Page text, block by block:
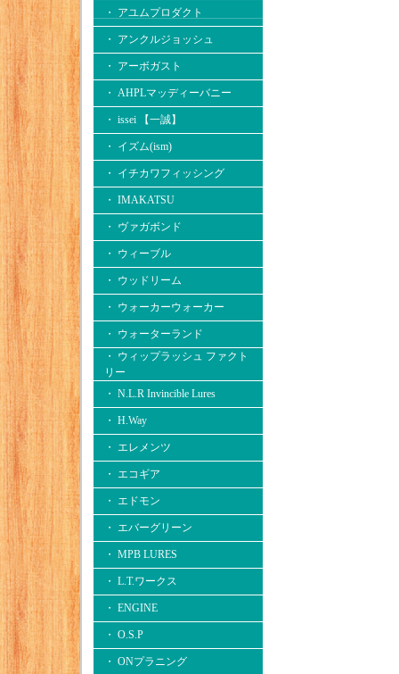
・ アユムプロダクト
・ アンクルジョッシュ
・ アーボガスト
・ AHPLマッディーバニー
・ issei 【一誠】
・ イズム(ism)
・ イチカワフィッシング
・ IMAKATSU
・ ヴァガボンド
・ ウィーブル
・ ウッドリーム
・ ウォーカーウォーカー
・ ウォーターランド
・ ウィップラッシュ ファクト
リー
・ N.L.R Invincible Lures
・ H.Way
・ エレメンツ
・ エコギア
・ エドモン
・ エバーグリーン
・ MPB LURES
・ L.T.ワークス
・ ENGINE
・ O.S.P
・ ONプラニング